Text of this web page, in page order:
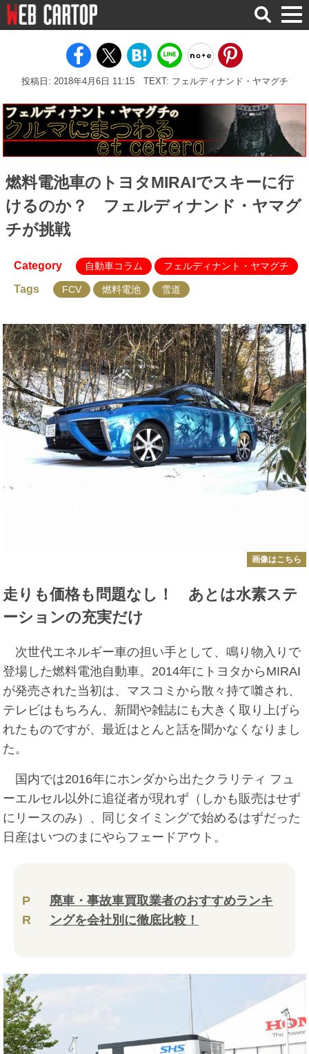
検
索
投稿日: 2018年4月6日 11:15 TEXT: フェルディナンド・ヤマグチ
燃料電池車のトヨタMIRAIでスキーに行
けるのか？ フェルディナンド・ヤマグ
チが挑戦
Category 自動車コラム フェルディナント・ヤマグチ
Tags FCV 燃料電池 雪道
画像はこちら
走りも価格も問題なし！ あとは水素ステ
ーションの充実だけ
次世代エネルギー車の担い手として、鳴り物入りで
登場した燃料電池自動車。2014年にトヨタからMIRAI
が発売された当初は、マスコミから散々持て囃され、
テレビはもちろん、新聞や雑誌にも大きく取り上げら
れたものですが、最近はとんと話を聞かなくなりまし
た。
国内では2016年にホンダから出たクラリティ フュ
ーエルセル以外に追従者が現れず（しかも販売はせず
にリースのみ）、同じタイミングで始めるはずだった
日産はいつのまにやらフェードアウト。
P
R
廃車・事故車買取業者のおすすめランキ
ングを会社別に徹底比較！